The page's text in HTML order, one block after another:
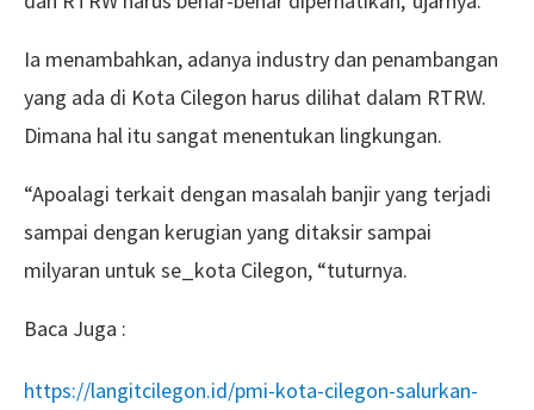
Ia menambahkan, adanya industry dan penambangan
yang ada di Kota Cilegon harus dilihat dalam RTRW.
Dimana hal itu sangat menentukan lingkungan.
“Apoalagi terkait dengan masalah banjir yang terjadi
sampai dengan kerugian yang ditaksir sampai
milyaran untuk se_kota Cilegon, “tuturnya.
Baca Juga :
https://langitcilegon.id/pmi-kota-cilegon-salurkan-